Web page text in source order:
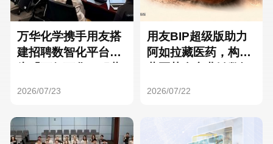
万华化学携手用友搭
建招聘数智化平台，
2026/07/23
用友BIP超级版助力
阿如拉藏医药，构建
2026/07/22